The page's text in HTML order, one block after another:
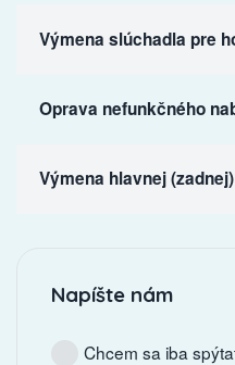
Výmena slúchadla pre
Oprava nefunkčného
Výmena hlavnej
Napíšte nám
Chcem sa iba